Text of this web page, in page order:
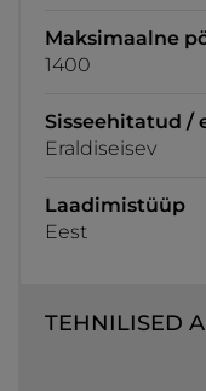
Maksimaalne
1400
Sisseehitatud /
Eraldiseisev
Laadimistüüp
Eest
TEHNILISED